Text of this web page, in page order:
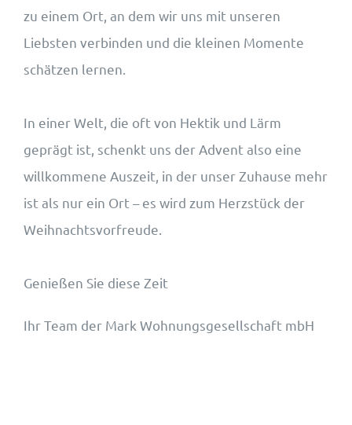
zu einem Ort, an dem wir uns mit unseren
Liebsten verbinden und die kleinen Momente
schätzen lernen.
In einer Welt, die oft von Hektik und Lärm
geprägt ist, schenkt uns der Advent also eine
willkommene Auszeit, in der unser Zuhause mehr
ist als nur ein Ort – es wird zum Herzstück der
Weihnachtsvorfreude.
Genießen Sie diese Zeit
Ihr Team der Mark Wohnungsgesellschaft mbH